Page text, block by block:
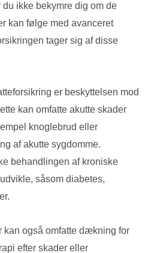
ikke bekymre dig om de
kan følge med avanceret
tager sig af disse
er beskyttelsen mod
kan omfatte akutte skader
knoglebrud eller
af akutte sygdomme.
behandlingen af kroniske
såsom diabetes,
kan også omfatte dækning for
efter skader eller